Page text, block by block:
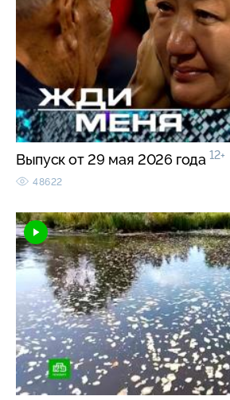
Выпуск от 29 мая 2026 года 12+
48622